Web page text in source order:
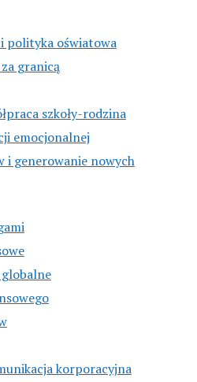
polityka oświatowa
granicą
szkoły-rodzina
emocjonalnej
i generowanie nowych
korporacyjna